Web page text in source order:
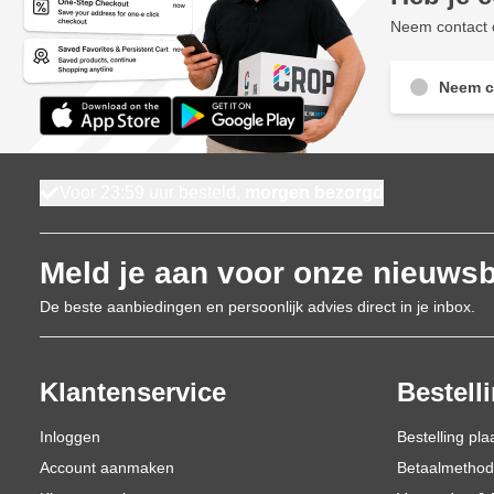
Neem contact
Neem
Meld je aan voor onze
De beste aanbiedingen en persoonlijk advies direct in je inbox.
Klantenservice
Inloggen
Account aanmaken
Bestelling